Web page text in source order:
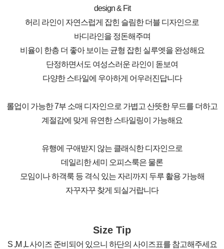
design & Fit
허리 라인이 자연스럽게 잡힌 슬림한 더블 디자인으로
바디라인을 정돈해주며
비율이 한층 더 좋아 보이는 균형 잡힌 실루엣을 완성해요
단정하면서도 여성스러운 라인이 돋보여
다양한 스타일에 우아하게 어우러진답니다
롤업이 가능한 7부 소매 디자인으로 가볍고 산뜻한 무드를 더하고
계절감에 맞게 유연한 스타일링이 가능해요
유행에 구애받지 않는 클래식한 디자인으로
데일리한 세미 오피스룩은 물론
모임이나 하객룩 등 격식 있는 자리까지 두루 활용 가능해
자꾸자꾸 찾게 되실거랍니다
Size Tip
S ,M ,L 사이즈 준비되어 있으니 하단의 사이즈표를 참고해주세요